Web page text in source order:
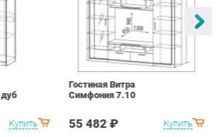
Купить Купить
55 482 ₽
+7 (903) 000-00-00
О проекте
Контакты Екатеринбург